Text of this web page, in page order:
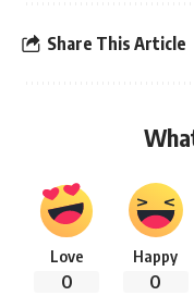
Share This Article
Love
0
Happy
0